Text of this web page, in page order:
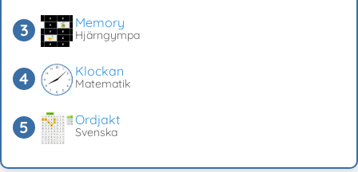
Memory
Hjärngympa
Klockan
Matematik
Ordjakt
Svenska